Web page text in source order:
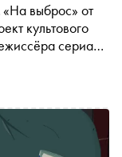
выброс» от
культового
сериала
Бронзит
«потолок»
картин